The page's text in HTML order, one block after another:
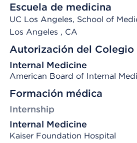
Escuela de medicina
UC Los Angeles, School of
Los Angeles , CA
Autorización del Colegio
Internal Medicine
American Board of Internal
Formación médica
Internship
Internal Medicine
Kaiser Foundation Hospital